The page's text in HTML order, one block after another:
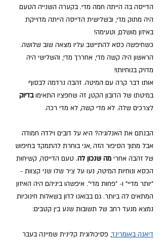
הדייסה בה הייתה חמה מדי. בקערה השנייה הטעם
היה מתוק מדי, ובשלישית הדייסה הייתה מדוייקת
באיזון מושלם, וטעימה!
כשחיפשה כסא להתיישב עליו מצאה שוב שלושה.
הראשון היה קשה מדי, אחררך מדי, והשלישי היה
מדויק בנוחיותו!
אותו דבר קרה עם המיטה. זהבה נרדמה לבסוף
במיטתו של הדובון הקטן, זה שחפציו התאימו בדיוק
לצרכים שלה. לא מדי קשה, לא מדי רכה.
הבנתם את האנלוגיה? היא על דובים וילדה חמודה
אבל מתוך הסיפור הזה ,אני בוחרת להתמקד בחיפוש
של זהבה אחרי מה שנכון לה. טעם הדייסה, קשיחות
הכסא ונוחיות המיטה, נעו על ציר שלו שני קצוות -
"יותר מדיי" ו- "פחות מדי". איפשהו ביניהם היה האיזון
המתאים לה ביותר. גם בבואנו לדון בשאלות חינוכיות
נמצא מנעד רחב של תשובות שנע בין קטבים:
דיאנה באומרינד, פסיכולוגית קלינית שמיינה בעבר